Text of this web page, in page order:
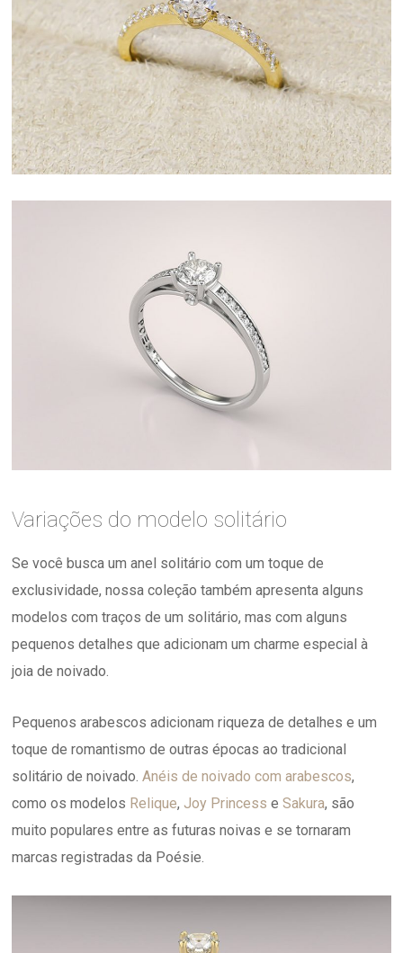
Variações do modelo solitário
Se você busca um anel solitário com um toque de
exclusividade, nossa coleção também apresenta alguns
modelos com traços de um solitário, mas com alguns
pequenos detalhes que adicionam um charme especial à
joia de noivado.
Pequenos arabescos adicionam riqueza de detalhes e um
toque de romantismo de outras épocas ao tradicional
solitário de noivado.Anéis de noivado com arabescos,
como os modelos Relique, Joy Princess eSakura, são
muito populares entre as futuras noivas e se tornaram
marcas registradas da Poésie.